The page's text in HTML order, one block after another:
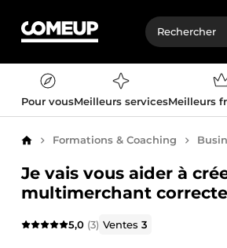
Pour vousMeilleurs servicesMeilleurs
AccueilFormations & Coaching
Je vais vous aider à
multimerchant
5,0 (3) Ventes3